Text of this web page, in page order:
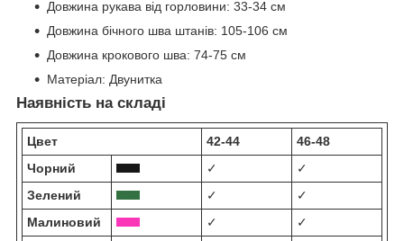
Довжина рукава від горловини: 33-34 см
Довжина бічного шва штанів: 105-106 см
Довжина крокового шва: 74-75 см
Матеріал: Двунитка
Наявність на складі
Цвет 42-44
46-48
Чорний
✓
✓
Зелений
✓
✓
Малиновий
✓
✓